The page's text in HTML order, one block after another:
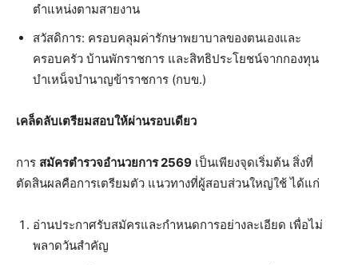
ตำแหน่งตามสายงาน
สวัสดิการ: ครอบคลุมค่ารักษาพยาบาลของตนเองและ
ครอบครัว บ้านพักราชการ และสิทธิประโยชน์จากกองทุน
บำเหน็จบำนาญข้าราชการ (กบข.)
เคล็ดลับเตรียมสอบให้ผ่านรอบเดียว
การ สมัครตำรวจอำนวยการ 2569 เป็นเพียงจุดเริ่มต้น สิ่งที่
ตัดสินผลคือการเตรียมตัว แนวทางที่ผู้สอบส่วนใหญ่ใช้ ได้แก่
อ่านประกาศรับสมัครและกำหนดการอย่างละเอียด เพื่อไม่
พลาดวันสำคัญ